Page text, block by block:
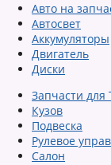
Авто на
Автосвет
Аккумуляторы
Двигатель
Диски
Запчасти для
Кузов
Подвеска
Рулевое
Салон